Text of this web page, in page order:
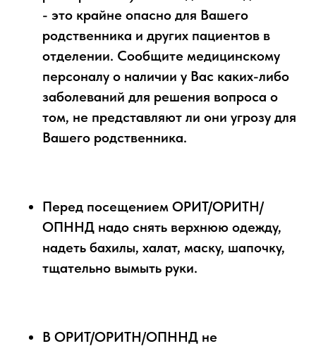
- это крайне опасно для Вашего
родственника и других пациентов в
отделении. Сообщите медицинскому
персоналу о наличии у Вас каких-либо
заболеваний для решения вопроса о
том, не представляют ли они угрозу для
Вашего родственника.
Перед посещением ОРИТ/ОРИТН/
ОПННД надо снять верхнюю одежду,
надеть бахилы, халат, маску, шапочку,
тщательно вымыть руки.
В ОРИТ/ОРИТН/ОПННД не